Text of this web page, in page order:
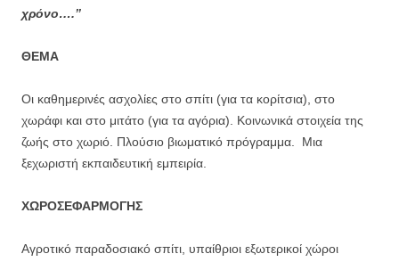
χρόνο….’’
ΘΕΜΑ
Οι καθημερινές ασχολίες στο σπίτι (για τα κορίτσια), στο
χωράφι και στο μιτάτο (για τα αγόρια). Κοινωνικά στοιχεία της
ζωής στο χωριό. Πλούσιο βιωματικό πρόγραμμα. Μια
ξεχωριστή εκπαιδευτική εμπειρία.
ΧΩΡΟΣΕΦΑΡΜΟΓΗΣ
Αγροτικό παραδοσιακό σπίτι, υπαίθριοι εξωτερικοί χώροι